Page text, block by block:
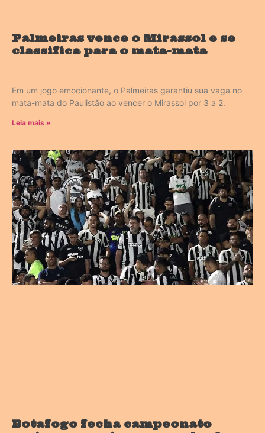
Palmeiras vence o Mirassol e se
classifica para o mata-mata
Em um jogo emocionante, o Palmeiras garantiu sua vaga no
mata-mata do Paulistão ao vencer o Mirassol por 3 a 2.
Leia mais »
Botafogo fecha campeonato